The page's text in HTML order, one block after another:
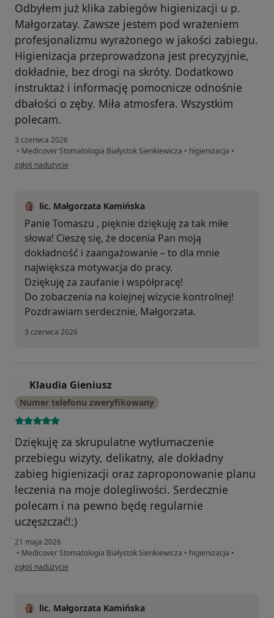
Odbyłem już klika zabiegów higienizacji u p.
Małgorzatay. Zawsze jestem pod wrażeniem
profesjonalizmu wyrażonego w jakości zabiegu.
Higienizacja przeprowadzona jest precyzyjnie,
dokładnie, bez drogi na skróty. Dodatkowo
instruktaż i informację pomocnicze odnośnie
dbałości o zęby. Miła atmosfera. Wszystkim
polecam.
3 czerwca 2026
• Medicover Stomatologia Białystok Sienkiewicza • higienizacja •
w opinii użytkownika Tomasz
zgłoś nadużycie
lic. Małgorzata Kamińska
Panie Tomaszu , pięknie dziękuję za tak miłe
słowa! Cieszę się, że docenia Pan moją
dokładność i zaangażowanie – to dla mnie
największa motywacja do pracy.
Dziękuję za zaufanie i współpracę!
Do zobaczenia na kolejnej wizycie kontrolnej!
Pozdrawiam serdecznie, Małgorzata.
3 czerwca 2026
Klaudia Gieniusz
Numer telefonu zweryfikowany
Dziękuję za skrupulatne wytłumaczenie
przebiegu wizyty, delikatny, ale dokładny
zabieg higienizacji oraz zaproponowanie planu
leczenia na moje dolegliwości. Serdecznie
polecam i na pewno będę regularnie
uczęszczać!:)
21 maja 2026
• Medicover Stomatologia Białystok Sienkiewicza • higienizacja •
w opinii użytkownika Klaudia Gieniusz
zgłoś nadużycie
lic. Małgorzata Kamińska